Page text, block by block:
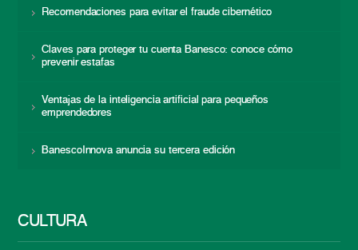
Recomendaciones para evitar el fraude cibernético
Claves para proteger tu cuenta Banesco: conoce cómo
prevenir estafas
Ventajas de la inteligencia artificial para pequeños
emprendedores
BanescoInnova anuncia su tercera edición
CULTURA